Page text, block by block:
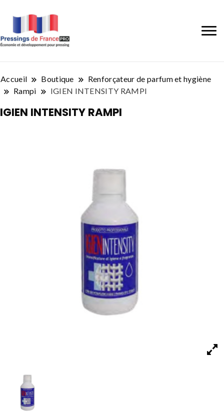
Accueil Boutique
Renforçateur de parfum et hygiène
Rampi
IGIEN INTENSITY RAMPI
IGIEN INTENSITY RAMPI